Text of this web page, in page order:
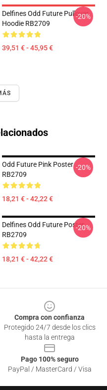
Delfines Odd Future Pullover
Hoodie RB2709
39,51 € - 45,95 €
-20%
Odd Future Pink Poster
RB2709
18,21 € - 42,22 €
-20%
Delfines Odd Future Poster
RB2709
18,21 € - 42,22 €
-20%
Compra con confianza
Protegido 24/7 desde los clics
hasta la entrega
Pago 100% seguro
PayPal / MasterCard / Visa